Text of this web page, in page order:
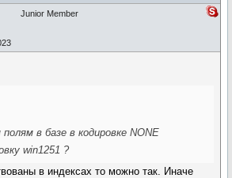
Junior Member
в базе в кодировке NONE
win1251 ?
в индексах то можно так. Иначе